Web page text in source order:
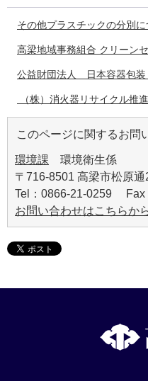
その他プラスチックの分別に
高梁地域事務組合 クリーン
公益財団法人 日本容器包装
（株）消火器リサイクル推
このページに関するお問
環境課 環境衛生係
〒716-8501 高梁市松原
Tel：0866-21-0259
お問い合わせはこちらか